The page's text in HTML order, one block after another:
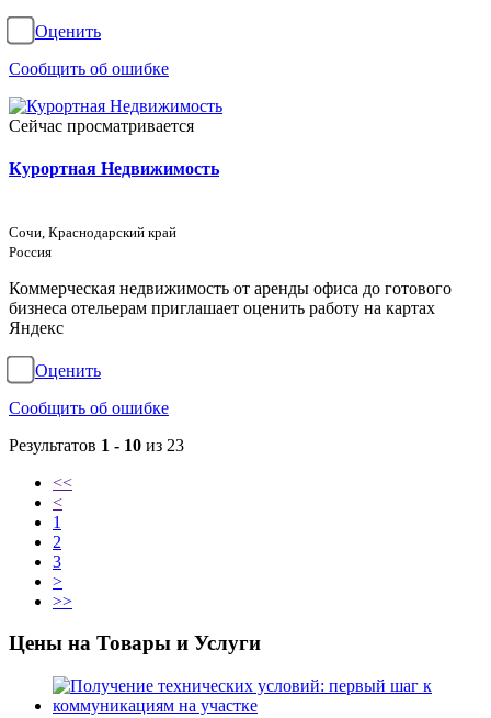
Оценить
Сообщить об ошибке
Сейчас просматривается
Курортная Недвижимость
Сочи, Краснодарский край
Россия
Коммерческая недвижимость от аренды офиса до готового
бизнеса отельерам приглашает оценить работу на картах
Яндекс
Оценить
Сообщить об ошибке
Результатов 1 - 10 из 23
<<
<
1
2
3
>
>>
Цены на Товары и Услуги